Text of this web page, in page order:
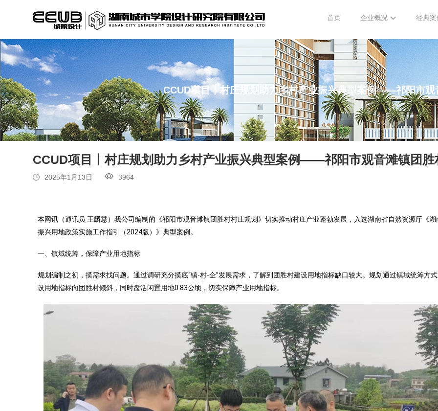
首页 企业概况 经典案
CCUD项目丨村庄规划助力乡村产业振兴典型案例——祁阳市观
CCUD项目丨村庄规划助力乡村产业振兴典型案例——祁阳市观音滩镇团胜
2025年1月13日 3964
本网讯（通讯员 王麟慧）我公司编制的《祁阳市观音滩镇团胜村村庄规划》切实推动村庄产业蓬勃发展，入选湖南省自然资源厅《湖
振兴用地政策实施工作指引（2024版）》典型案例。
一、镇域统筹，保障产业用地指标
规划编制之初，摸需求找问题。通过调研充分摸底“镇-村-企”发展需求，了解到团胜村建设用地指标缺口较大。规划通过镇域统筹方
设用地指标向团胜村倾斜，同时盘活闲置用地0.83公顷，切实保障产业用地指标。